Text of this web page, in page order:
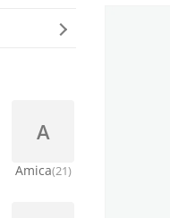
A
Amica(21)